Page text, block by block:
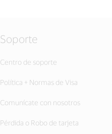
Soporte
Centro de soporte
Política + Normas de Visa
Comunícate con nosotros
Pérdida o Robo de tarjeta